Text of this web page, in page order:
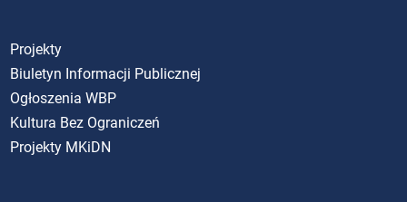
Projekty
Biuletyn Informacji Publicznej
Ogłoszenia WBP
Kultura Bez Ograniczeń
Projekty MKiDN